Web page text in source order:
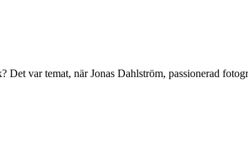
var temat, när Jonas Dahlström, passionerad